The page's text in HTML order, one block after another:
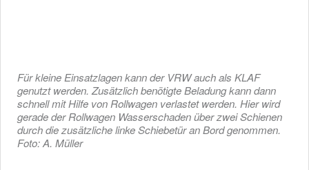
Für kleine Einsatzlagen kann der VRW auch als KLAF
genutzt werden. Zusätzlich benötigte Beladung kann dann
schnell mit Hilfe von Rollwagen verlastet werden. Hier wird
gerade der Rollwagen Wasserschaden über zwei Schienen
durch die zusätzliche linke Schiebetür an Bord genommen.
Foto: A. Müller